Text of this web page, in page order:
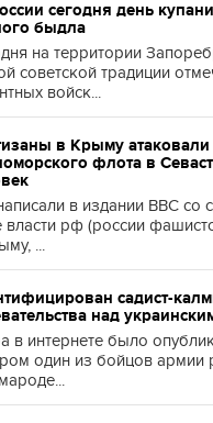
сегодня день
быдла
на территории
советской традиции
войск...
в Крыму атаковали
флота в
в издании BBC со
рф (россии
...
садист-
над
в интернете было
один из бойцов армии